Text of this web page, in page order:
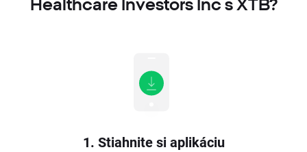
Healthcare Investors Inc s XTB?
1. Stiahnite si aplikáciu